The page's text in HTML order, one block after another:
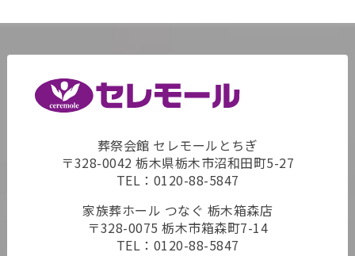
葬祭会館 セレモールとちぎ
〒328-0042 栃木県栃木市沼和田町5-27
TEL： 0120-88-5847
家族葬ホール つなぐ 栃木箱森店
〒328-0075 栃木市箱森町7-14
TEL： 0120-88-5847